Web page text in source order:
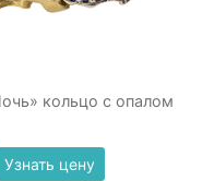
кольцо с опалом
Узнать цену